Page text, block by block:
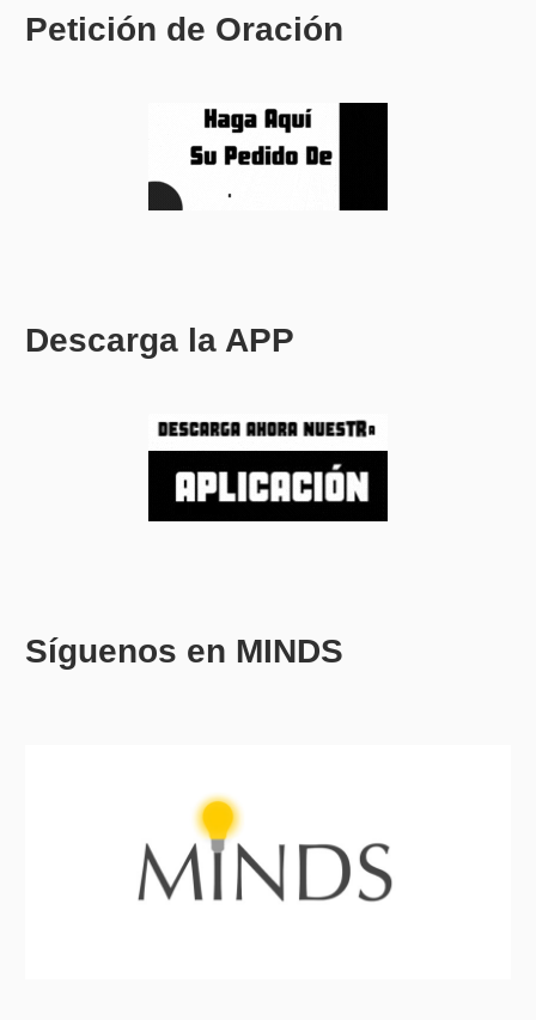
Petición de Oración
Descarga la APP
Síguenos en MINDS